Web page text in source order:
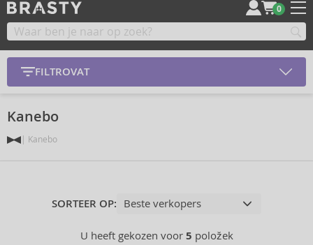
0
FILTROVAT
Kanebo
Kanebo
SORTEER OP:
U heeft gekozen voor 5 položek